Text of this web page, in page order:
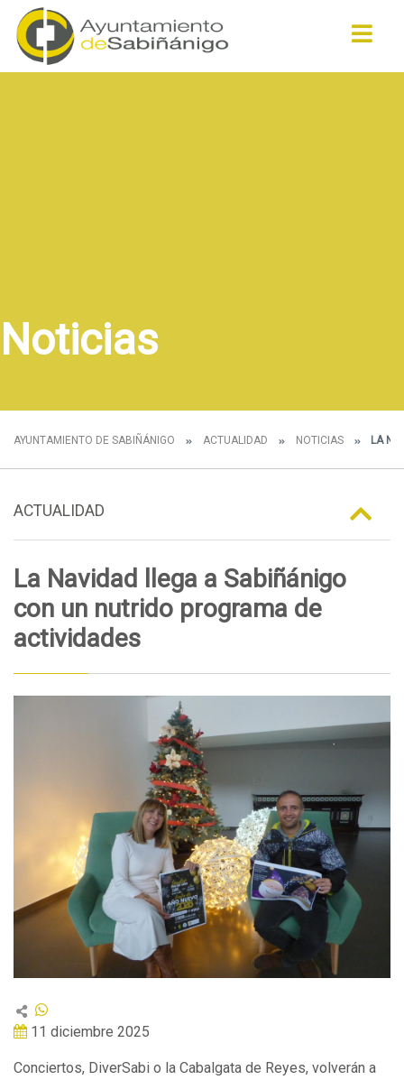
Noticias
AYUNTAMIENTO DE SABIÑÁNIGO ACTUALIDAD NOTICIAS LA
ACTUALIDAD
La Navidad llega a Sabiñánigo
con un nutrido programa de
actividades
11 diciembre 2025
Conciertos, DiverSabi o la Cabalgata de Reyes, volverán a